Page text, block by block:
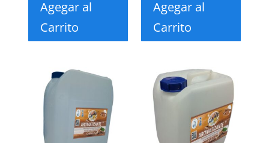
Agegar al
Carrito
Agegar al
Carrito